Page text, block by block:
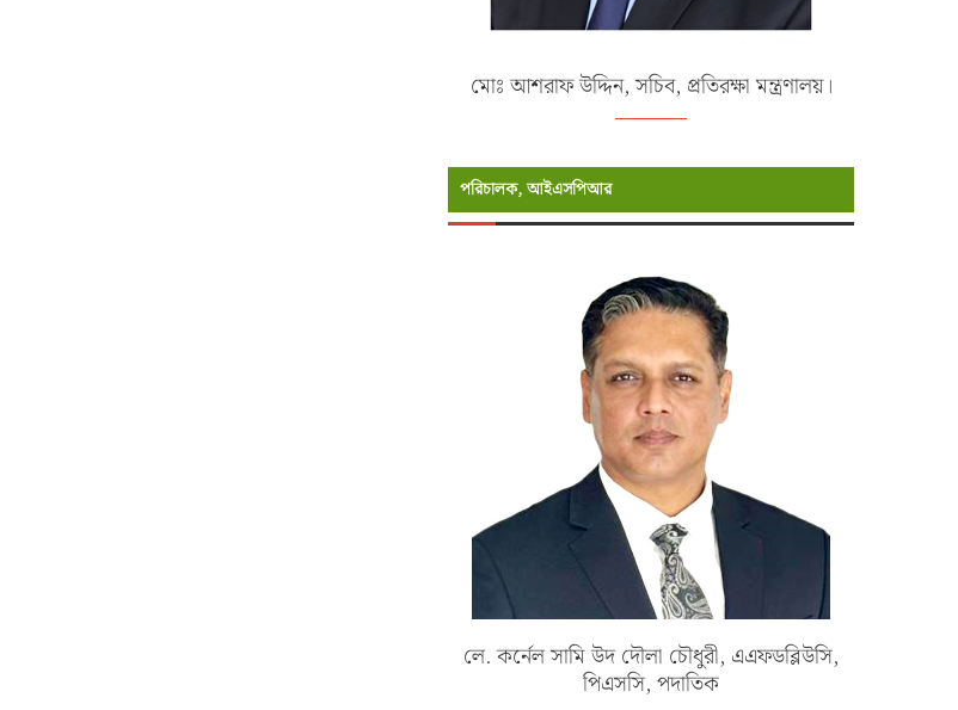
মোঃ আশরাফ উদ্দিন, সচিব, প্রতিরক্ষা মন্ত্রণালয়।
পরিচালক, আইএসপিআর
লে. কর্নেল সামি উদ দৌলা চৌধুরী, এএফডব্লিউসি,
পিএসসি, পদাতিক